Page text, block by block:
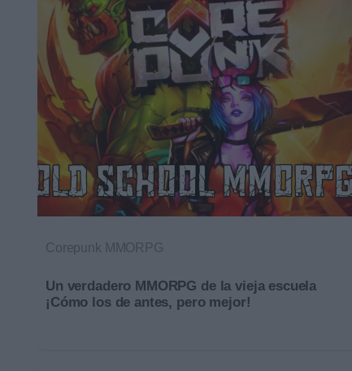
Corepunk MMORPG
Un verdadero MMORPG de la vieja escuela
¡Cómo los de antes, pero mejor!